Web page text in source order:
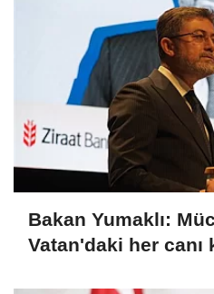
Bakan Yumaklı:
Vatan'daki her canı